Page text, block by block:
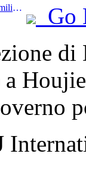
Prev:Shanghai Disneyland supera i 100 milioni di visitatori e si espanderà con un quarto hotel a tema.
Go
di